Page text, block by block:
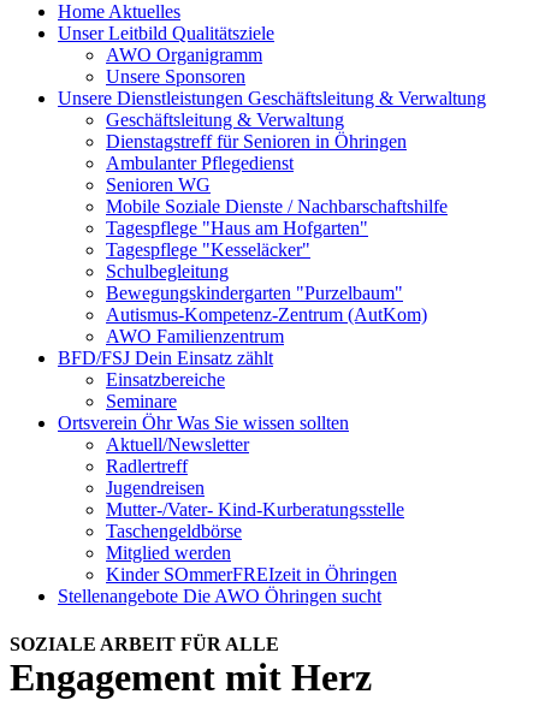
Home Aktuelles
Unser Leitbild Qualitätsziele
AWO Organigramm
Unsere Sponsoren
Unsere Dienstleistungen Geschäftsleitung & Verwaltung
Geschäftsleitung & Verwaltung
Dienstagstreff für Senioren in Öhringen
Ambulanter Pflegedienst
Senioren WG
Mobile Soziale Dienste / Nachbarschaftshilfe
Tagespflege "Haus am Hofgarten"
Tagespflege "Kesseläcker"
Schulbegleitung
Bewegungskindergarten "Purzelbaum"
Autismus-Kompetenz-Zentrum (AutKom)
AWO Familienzentrum
BFD/FSJ Dein Einsatz zählt
Einsatzbereiche
Seminare
Ortsverein ÖhrWas Sie wissen sollten
Aktuell/Newsletter
Radlertreff
Jugendreisen
Mutter-/Vater- Kind-Kurberatungsstelle
Taschengeldbörse
Mitglied werden
Kinder SOmmerFREIzeit in Öhringen
Stellenangebote Die AWO Öhringen sucht
SOZIALE ARBEIT FÜR ALLE
Engagement mit Herz